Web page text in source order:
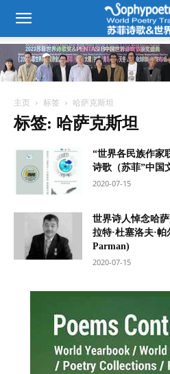
主页 标签 哈萨克斯坦
标签: 哈萨克斯坦
“世界各民族作家
诗歌（苏菲”中国
2020-07-15
世界诗人悼念哈
拉特·杜塞洛夫·
Parman)
2020-07-15